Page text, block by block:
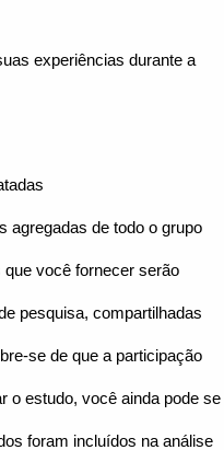
experiências durante a
agregadas de todo o grupo
você fornecer serão
pesquisa, compartilhadas
se de que a participação
o estudo, você ainda pode se
foram incluídos na análise